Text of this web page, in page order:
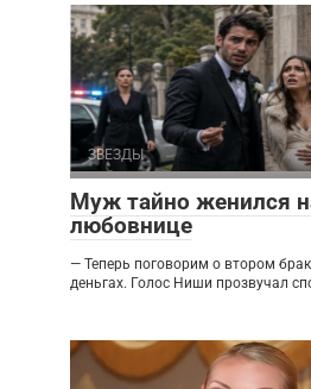
ЗВЕЗДЫ
Муж тайно женился
любовнице
— Теперь поговорим о втором
деньгах. Голос Ниши прозвучал